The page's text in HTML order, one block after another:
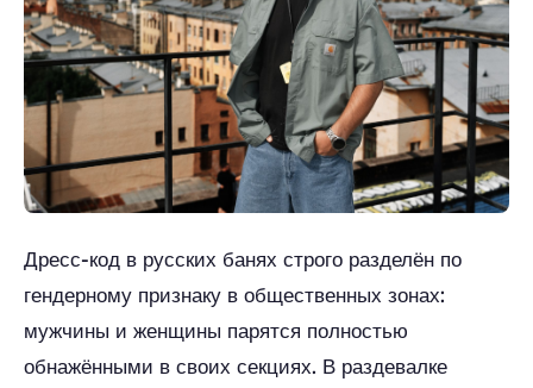
Дресс-код в русских банях строго разделён по
гендерному признаку в общественных зонах:
мужчины и женщины парятся полностью
обнажёнными в своих секциях. В раздевалке